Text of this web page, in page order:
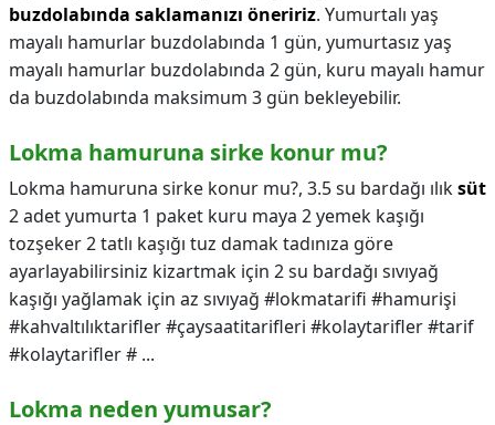
buzdolabında saklamanızı öneririz. Yumurtalı yaş
mayalı hamurlar buzdolabında 1 gün, yumurtasız yaş
mayalı hamurlar buzdolabında 2 gün, kuru mayalı hamur
da buzdolabında maksimum 3 gün bekleyebilir.
Lokma hamuruna sirke konur mu?
Lokma hamuruna sirke konur mu?, 3.5 su bardağı ılıksüt
2 adet yumurta 1 paket kuru maya 2 yemek kaşığı
tozşeker 2 tatlı kaşığı tuz damak tadınıza göre
ayarlayabilirsiniz kizartmak için 2 su bardağı sıvıyağ
kaşığı yağlamak için az sıvıyağ #lokmatarifi #hamurişi
#kahvaltılıktarifler #çaysaatitarifleri #kolaytarifler #tarif
#kolaytarifler # ...
Lokma neden yumusar?